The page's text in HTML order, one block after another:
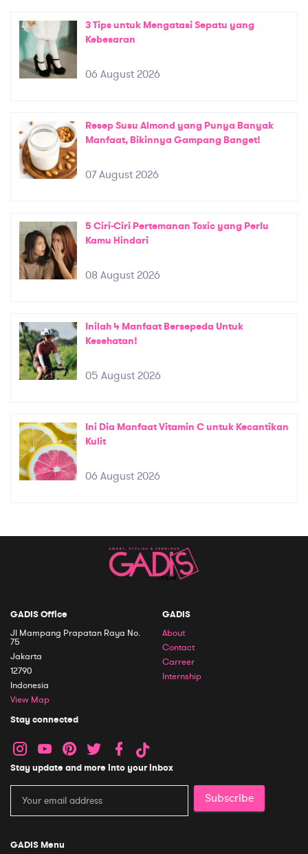
3 Tips untuk Mengatasi Sepatu yang
Kebesaran
06 August 2026
Resep Susu Almond yang Punya Banyak
Manfaat, Bikinnya Gampang Banget!
07 August 2026
5 Ciri-Ciri Pertemanan Toxic yang Perlu
Kamu Hindari
08 August 2026
Inilah 4 Manfaat Bersepeda Untuk
Kesehatan!
05 August 2026
Ini Dia Manfaat Vitamin C untuk Kecantikan
Kulit
06 August 2026
GADIS Office
Jl Mampang Prapatan Raya No.
75
Jakarta
12790
Indonesia
View Map
GADIS
About
Contact
Carreer
Internship
Stay connected
Stay update and more into your inbox
Subscribe
GADIS Menu